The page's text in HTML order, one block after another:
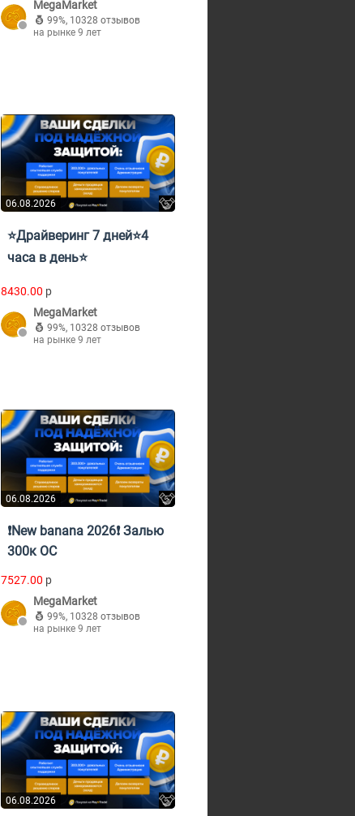
MegaMarket
99%, 10328 отзывов
на рынке 9 лет
06.08.2026
⭐Драйверинг 7 дней⭐4
часа в день⭐
8430.00 p
MegaMarket
99%, 10328 отзывов
на рынке 9 лет
06.08.2026
❗New banana 2026❗ Залью
300к ОС
7527.00 p
MegaMarket
99%, 10328 отзывов
на рынке 9 лет
06.08.2026